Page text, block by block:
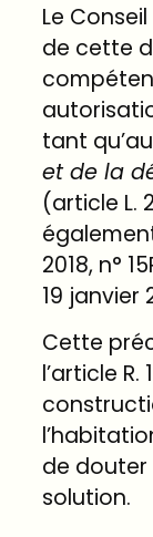
Le
de cette
tant
et de la
(article L.
2018, n°
19 janvier
Cette
l’article R.
de douter
solution.